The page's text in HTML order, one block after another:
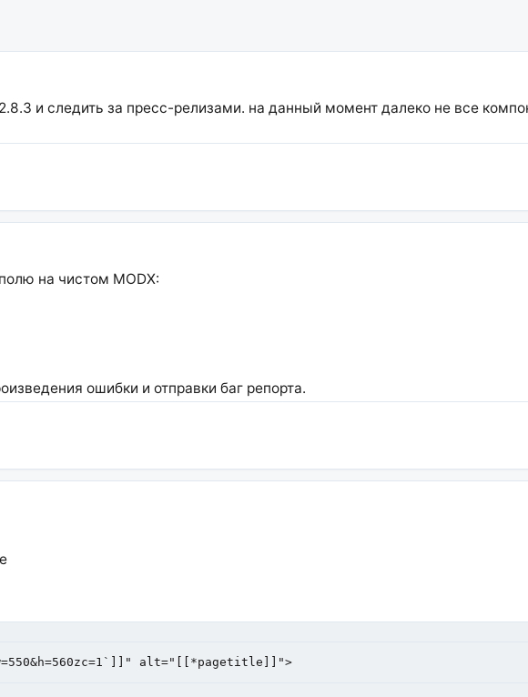
и следить за пресс-релизами. на данный момент далеко не все
на чистом MODX:
ошибки и отправки баг репорта.
alt="[[*pagetitle]]">